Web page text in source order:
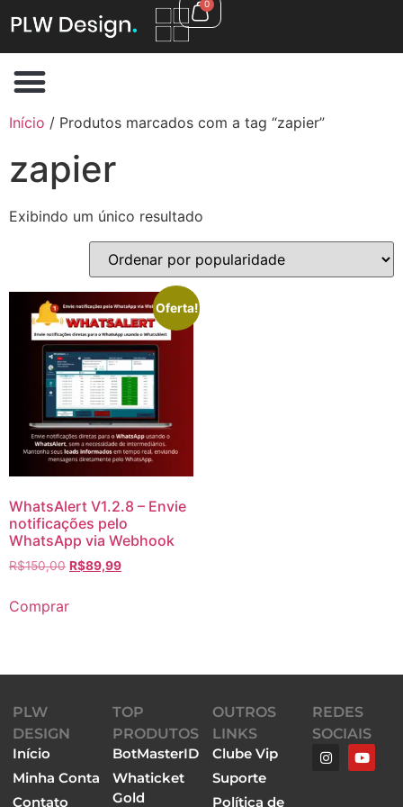
0
Início / Produtos marcados com a tag “zapier”
zapier
Exibindo um único resultado
Oferta!
WhatsAlert V1.2.8 – Envie
notificações pelo
WhatsApp via Webhook
R$150,00 R$89,99
Comprar
PLW
DESIGN
Início
Minha Conta
Contato
TOP
PRODUTOS
BotMasterID
Whaticket
Gold
OUTROS
LINKS
Clube Vip
Suporte
Política de
REDES
SOCIAIS